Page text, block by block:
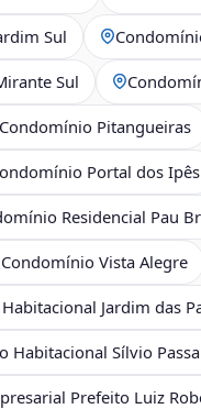
Sul
Sul
Condomínio Pitangueiras
Portal dos Ipês
Residencial Pau
Condomínio Vista Alegre
Jardim das
Habitacional Sílvio
Prefeito Luiz